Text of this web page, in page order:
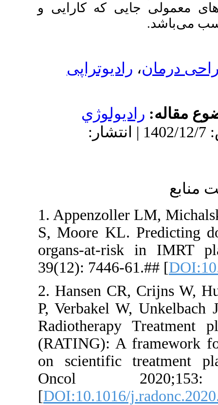
کارایی و
12/7 | انتشار:
1.
S, Moore
organs-
39(12):
2. Hansen
P,
on
[